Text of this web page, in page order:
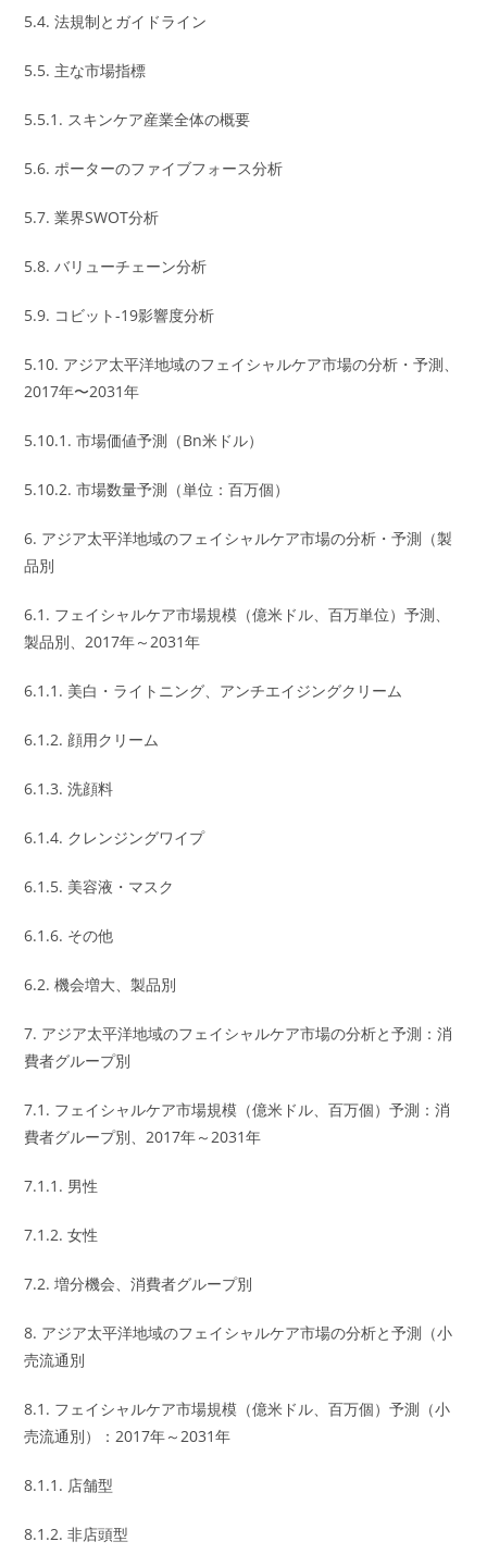
5.4. 法規制とガイドライン
5.5. 主な市場指標
5.5.1. スキンケア産業全体の概要
5.6. ポーターのファイブフォース分析
5.7. 業界SWOT分析
5.8. バリューチェーン分析
5.9. コビット-19影響度分析
5.10. アジア太平洋地域のフェイシャルケア市場の分析・予測、
2017年〜2031年
5.10.1. 市場価値予測（Bn米ドル）
5.10.2. 市場数量予測（単位：百万個）
6. アジア太平洋地域のフェイシャルケア市場の分析・予測（製
品別
6.1. フェイシャルケア市場規模（億米ドル、百万単位）予測、
製品別、2017年～2031年
6.1.1. 美白・ライトニング、アンチエイジングクリーム
6.1.2. 顔用クリーム
6.1.3. 洗顔料
6.1.4. クレンジングワイプ
6.1.5. 美容液・マスク
6.1.6. その他
6.2. 機会増大、製品別
7. アジア太平洋地域のフェイシャルケア市場の分析と予測：消
費者グループ別
7.1. フェイシャルケア市場規模（億米ドル、百万個）予測：消
費者グループ別、2017年～2031年
7.1.1. 男性
7.1.2. 女性
7.2. 増分機会、消費者グループ別
8. アジア太平洋地域のフェイシャルケア市場の分析と予測（小
売流通別
8.1. フェイシャルケア市場規模（億米ドル、百万個）予測（小
売流通別）：2017年～2031年
8.1.1. 店舗型
8.1.2. 非店頭型